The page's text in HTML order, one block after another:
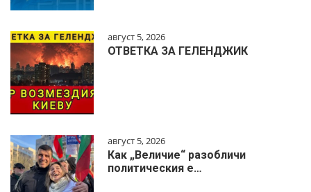
август 5, 2026
ОТВЕТКА ЗА ГЕЛЕНДЖИК
август 5, 2026
Как „Величие“ разобличи
политическия е…